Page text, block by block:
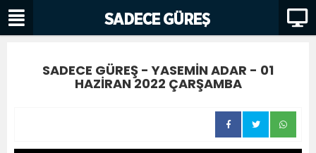
SADECE GÜREŞ - YASEMİN ADAR - 01
HAZİRAN 2022 ÇARŞAMBA